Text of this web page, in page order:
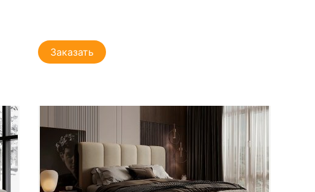
Заказать